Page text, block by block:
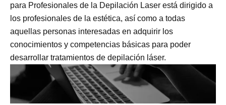
para Profesionales de la Depilación Laser está dirigido a
los profesionales de la estética, así como a todas
aquellas personas interesadas en adquirir los
conocimientos y competencias básicas para poder
desarrollar tratamientos de depilación láser.